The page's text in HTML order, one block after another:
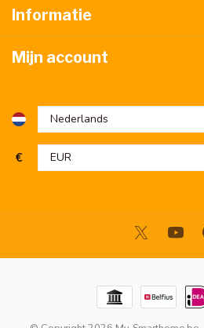
Informatie
Mijn account
€